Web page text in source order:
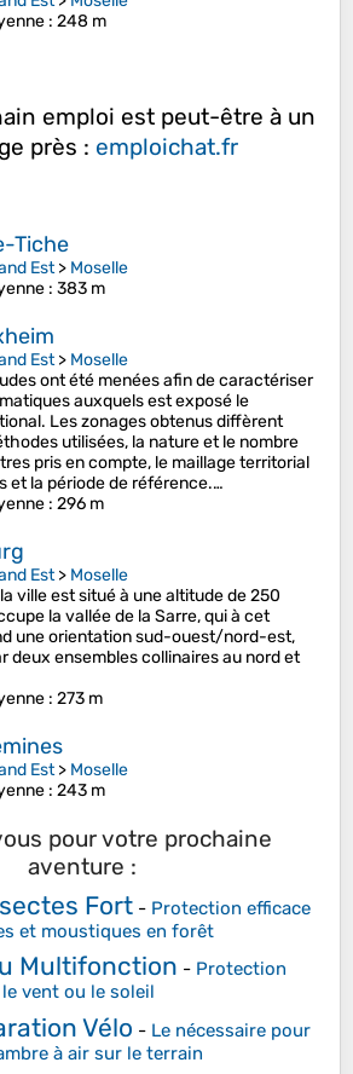
: 248 m
emploi est peut-être à un
près : emploichat.fr
Tiche
Est> Moselle
: 383 m
Est> Moselle
ont été menées afin de caractériser
auxquels est exposé le
Les zonages obtenus diffèrent
utilisées, la nature et le nombre
pris en compte, le maillage territorial
et la période de référence.…
: 296 m
Est> Moselle
ville est situé à une altitude de 250
la vallée de la Sarre, qui à cet
une orientation sud-ouest/nord-est,
deux ensembles collinaires au nord et
: 273 m
Est> Moselle
: 243 m
pour votre prochaine
aventure :
Fort - Protection efficace
et moustiques en forêt
Multifonction - Protection
vent ou le soleil
Vélo - Le nécessaire pour
à air sur le terrain